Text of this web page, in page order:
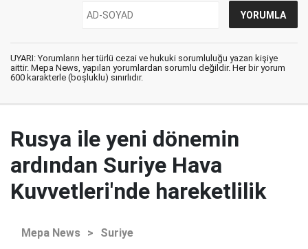
UYARI: Yorumların her türlü cezai ve hukuki sorumluluğu yazan kişiye
aittir. Mepa News, yapılan yorumlardan sorumlu değildir. Her bir yorum
600 karakterle (boşluklu) sınırlıdır.
Rusya ile yeni dönemin
ardından Suriye Hava
Kuvvetleri'nde hareketlilik
Mepa News > Suriye